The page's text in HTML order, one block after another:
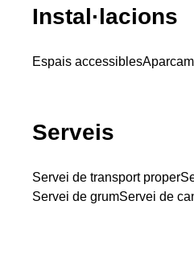
Instal·lacions
Espais accessibles
Serveis
Servei de transport proper
Servei de grumServei de